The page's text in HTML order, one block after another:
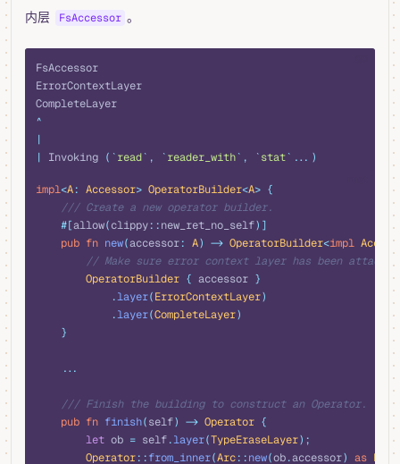
内层
FsAccessor 。
FsAccessor
ErrorContextLayer
CompleteLayer
^
|
|
Invoking ( `read` , `reader_with` , `stat` ...)
impl<A: Accessor> OperatorBuilder<A> {
    /// Create a new operator builder.
    #[
allow(clippy::new_ret_no_self)]
    pub
fn new(accessor: A) -> OperatorBuilder<impl
// Make sure error context layer has been
        OperatorBuilder
{ accessor }
            .
layer(ErrorContextLayer)
            .
layer(CompleteLayer)
    }
    ...
    /// Finish the building to construct an Operator.
    pub
fn finish(self) -> Operator {
        let
ob = self.layer(TypeEraseLayer);
        Operator
::from_inner(Arc::new(ob.accessor) as